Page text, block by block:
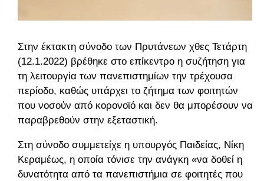
Στην έκτακτη σύνοδο των Πρυτάνεων χθες Τετάρτη
(12.1.2022) βρέθηκε στο επίκεντρο η συζήτηση για
τη λειτουργία των πανεπιστημίων την τρέχουσα
περίοδο, καθώς υπάρχει το ζήτημα των φοιτητών
που νοσούν από κορονοϊό και δεν θα μπορέσουν να
παραβρεθούν στην εξεταστική.
Στη σύνοδο συμμετείχε η υπουργός Παιδείας, Νίκη
Κεραμέως, η οποία τόνισε την ανάγκη «να δοθεί η
δυνατότητα από τα πανεπιστήμια σε φοιτητές που